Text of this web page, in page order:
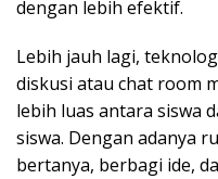
dengan lebih efektif.
Lebih jauh lagi,
diskusi atau chat room
lebih luas antara siswa
siswa. Dengan adanya
bertanya, berbagi ide,